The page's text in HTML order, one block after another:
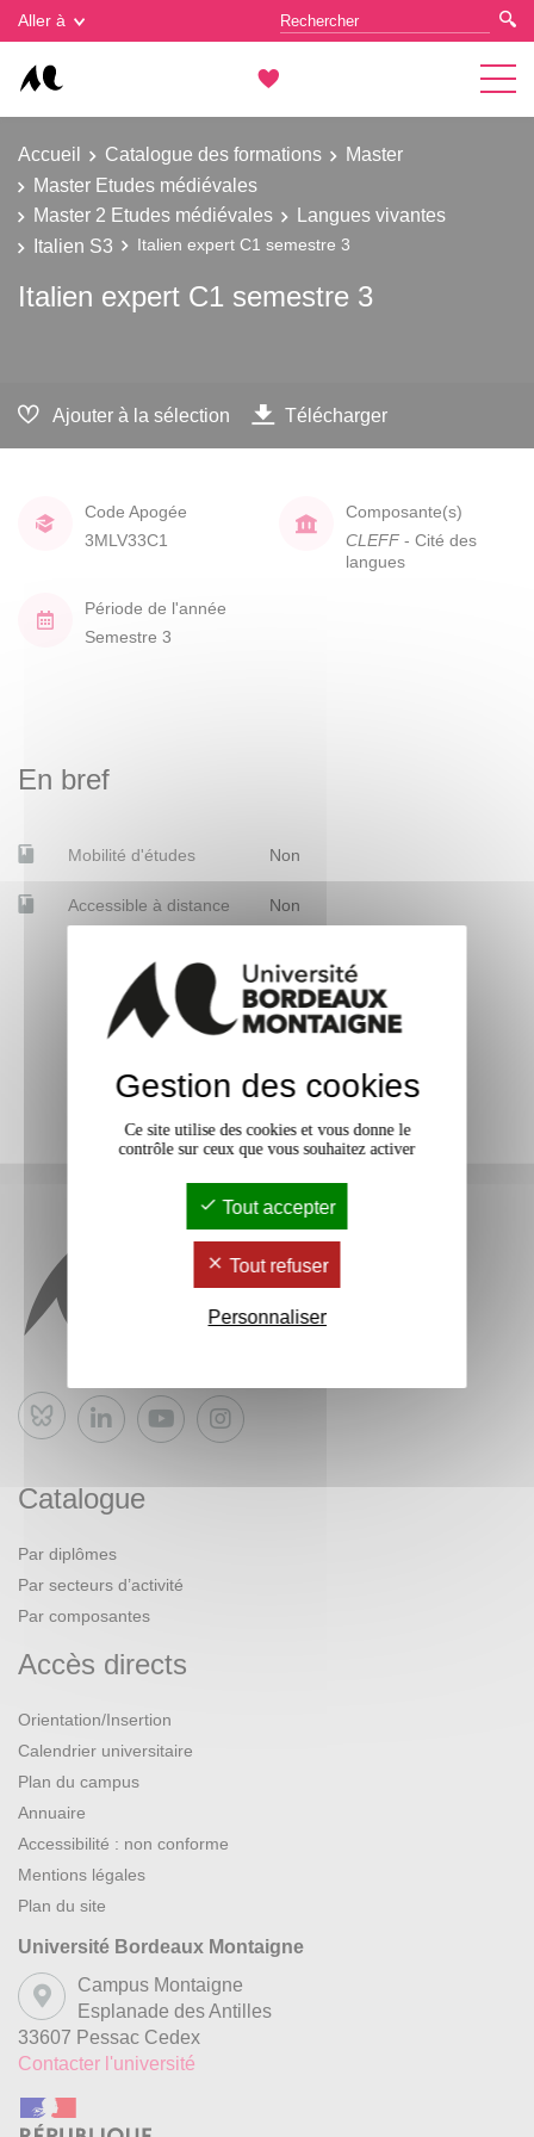
Aller à
Accueil Catalogue des formations
Master
Master Etudes médiévales
Master 2 Etudes médiévales
Langues vivantes
Italien S3
Italien expert C1 semestre 3
Italien expert C1 semestre 3
Ajouter à la sélection Télécharger
Code Apogée
3MLV33C1
Composante(s)
CLEFF - Cité des
langues
Période de l'année
Semestre 3
En bref
Mobilité d'études Non
Accessible à distance Non
Bluesky
Catalogue
Par diplômes
Par secteurs d’activité
Par composantes
Accès directs
Orientation/Insertion
Calendrier universitaire
Plan du campus
Annuaire
Accessibilité : non conforme
Mentions légales
Plan du site
Université Bordeaux Montaigne
Campus Montaigne
Esplanade des Antilles
33607 Pessac Cedex
Contacter l'université
Gestion des cookies
Gestion des cookies
Ce site utilise des cookies et vous donne le
contrôle sur ceux que vous souhaitez activer
Tout accepter
Tout refuser
Personnaliser